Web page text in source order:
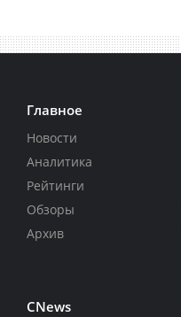
Главное
Новости
Аналитика
Рейтинги
Обзоры
Архив
CNews